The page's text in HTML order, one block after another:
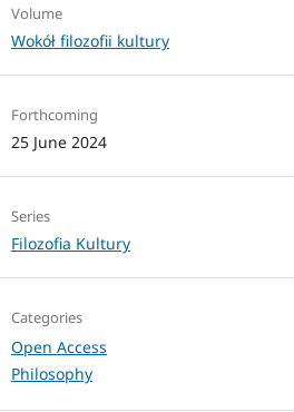
Volume
Wokół filozofii kultury
Forthcoming
25 June 2024
Series
Filozofia Kultury
Categories
Open Access
Philosophy